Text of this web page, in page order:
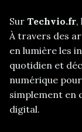
Sur Techvio.fr,
À travers des
en lumière les
quotidien et
numérique
simplement en
digital.